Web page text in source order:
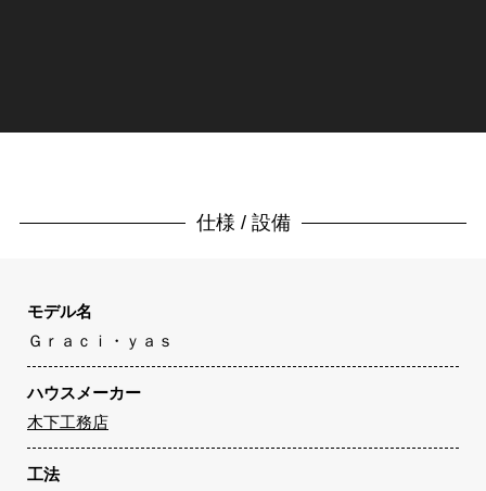
仕様 / 設備
モデル名
Ｇｒａｃｉ・ｙａｓ
ハウスメーカー
木下工務店
工法